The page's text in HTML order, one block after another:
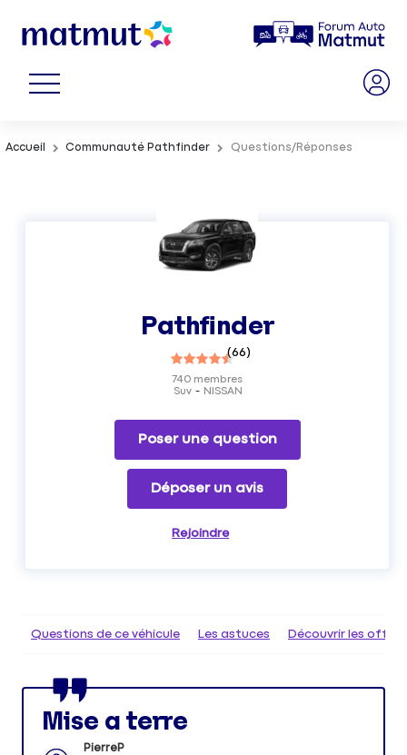
Accueil Communauté Pathfinder Questions/Réponses
Pathfinder
(66)
Suv NISSAN
740 membres
Poser une question
Déposer un avis
Rejoindre
Questions de ce véhicule Les astuces Découvrir les
Mise a terre
PierreP